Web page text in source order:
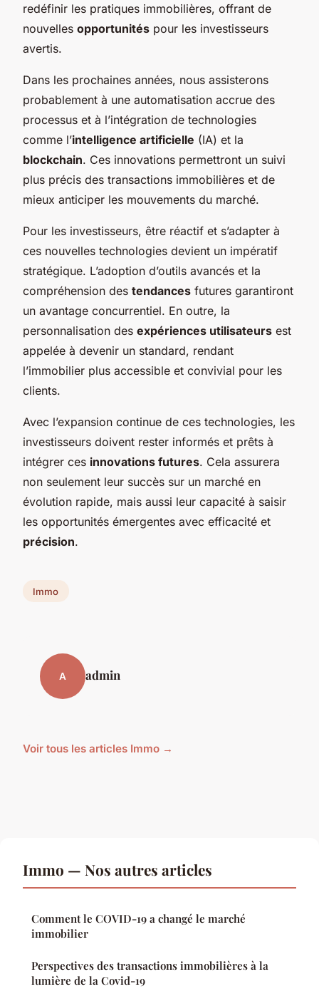
redéfinir les pratiques immobilières, offrant de
nouvelles opportunités pour les investisseurs
avertis.
Dans les prochaines années, nous assisterons
probablement à une automatisation accrue des
processus et à l’intégration de technologies
comme l’intelligence artificielle (IA) et la
blockchain. Ces innovations permettront un suivi
plus précis des transactions immobilières et de
mieux anticiper les mouvements du marché.
Pour les investisseurs, être réactif et s’adapter à
ces nouvelles technologies devient un impératif
stratégique. L’adoption d’outils avancés et la
compréhension des tendances futures garantiront
un avantage concurrentiel. En outre, la
personnalisation des expériences utilisateurs est
appelée à devenir un standard, rendant
l’immobilier plus accessible et convivial pour les
clients.
Avec l’expansion continue de ces technologies, les
investisseurs doivent rester informés et prêts à
intégrer ces innovations futures. Cela assurera
non seulement leur succès sur un marché en
évolution rapide, mais aussi leur capacité à saisir
les opportunités émergentes avec efficacité et
précision.
Immo
A admin
Voir tous les articles Immo →
Immo — Nos autres articles
Comment le COVID-19 a changé le marché
immobilier
Perspectives des transactions immobilières à la
lumière de la Covid-19